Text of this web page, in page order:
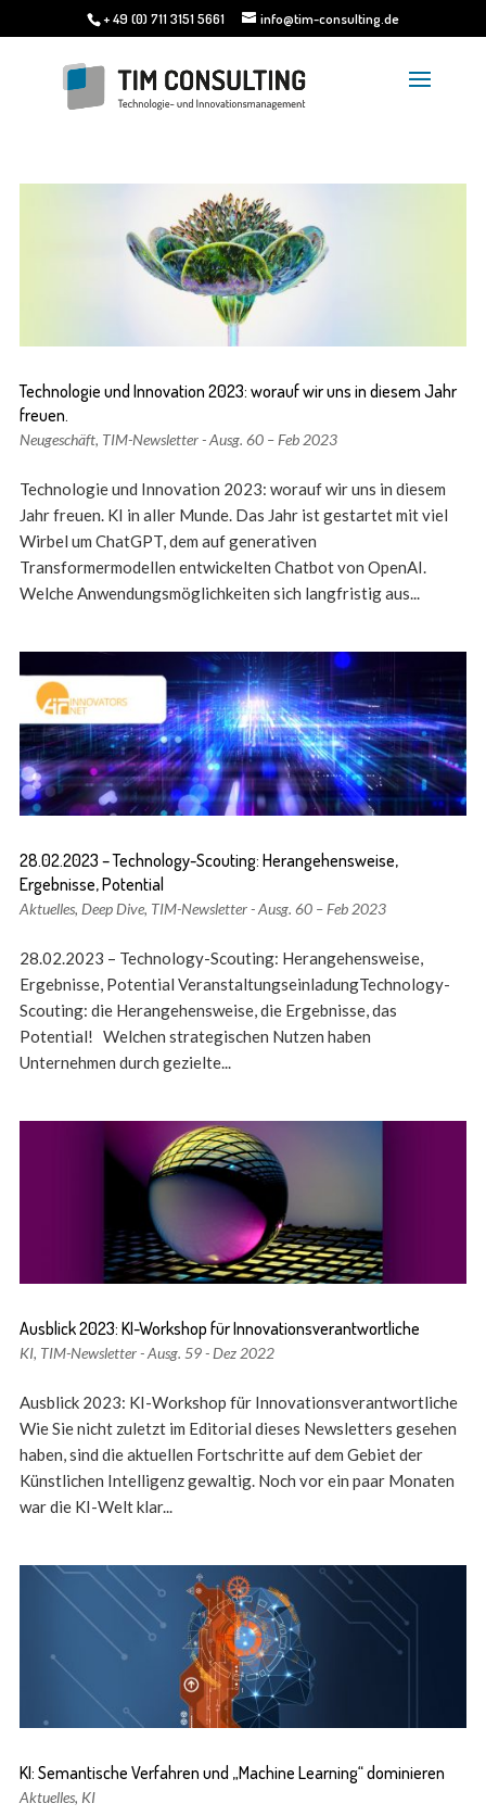
+ 49 (0) 711 3151 5661 info@tim-consulting.de
Technologie und Innovation 2023: worauf wir uns in diesem Jahr
freuen.
Neugeschäft, TIM-Newsletter - Ausg. 60 – Feb 2023
Technologie und Innovation 2023: worauf wir uns in diesem
Jahr freuen. KI in aller Munde. Das Jahr ist gestartet mit viel
Wirbel um ChatGPT, dem auf generativen
Transformermodellen entwickelten Chatbot von OpenAI.
Welche Anwendungsmöglichkeiten sich langfristig aus...
28.02.2023 – Technology-Scouting: Herangehensweise,
Ergebnisse, Potential
Aktuelles, Deep Dive, TIM-Newsletter - Ausg. 60 – Feb 2023
28.02.2023 – Technology-Scouting: Herangehensweise,
Ergebnisse, Potential VeranstaltungseinladungTechnology-
Scouting: die Herangehensweise, die Ergebnisse, das
Potential! Welchen strategischen Nutzen haben
Unternehmen durch gezielte...
Ausblick 2023: KI-Workshop für Innovationsverantwortliche
KI, TIM-Newsletter - Ausg. 59 - Dez 2022
Ausblick 2023: KI-Workshop für Innovationsverantwortliche
Wie Sie nicht zuletzt im Editorial dieses Newsletters gesehen
haben, sind die aktuellen Fortschritte auf dem Gebiet der
Künstlichen Intelligenz gewaltig. Noch vor ein paar Monaten
war die KI-Welt klar...
KI: Semantische Verfahren und „Machine Learning“ dominieren
Aktuelles, KI